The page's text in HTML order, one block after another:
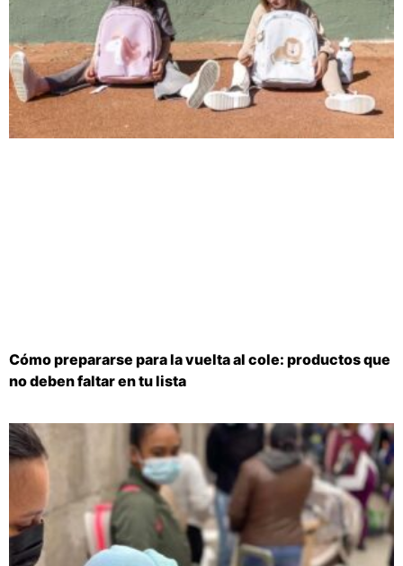
Cómo prepararse para la vuelta al cole: productos que
no deben faltar en tu lista